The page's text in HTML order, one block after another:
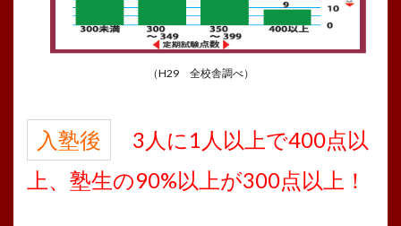
（H29 全校舎調べ）
入塾後
3人に1人以上で400点以
上、塾生の90%以上が300点以上！